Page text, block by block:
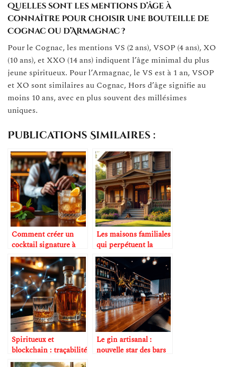
Quelles sont les mentions d’âge à
connaître pour choisir une bouteille de
Cognac ou d’Armagnac ?
Pour le Cognac, les mentions VS (2 ans), VSOP (4 ans), XO
(10 ans), et XXO (14 ans) indiquent l’âge minimal du plus
jeune spiritueux. Pour l’Armagnac, le VS est à 1 an, VSOP
et XO sont similaires au Cognac, Hors d’âge signifie au
moins 10 ans, avec en plus souvent des millésimes
uniques.
Publications Similaires :
Comment créer un
cocktail signature à
base de cognac
Les maisons familiales
qui perpétuent la
tradition
Spiritueux et
blockchain : traçabilité
du goût
Le gin artisanal :
nouvelle star des bars